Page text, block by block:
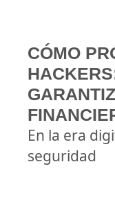
CÓMO
En la era
seguridad